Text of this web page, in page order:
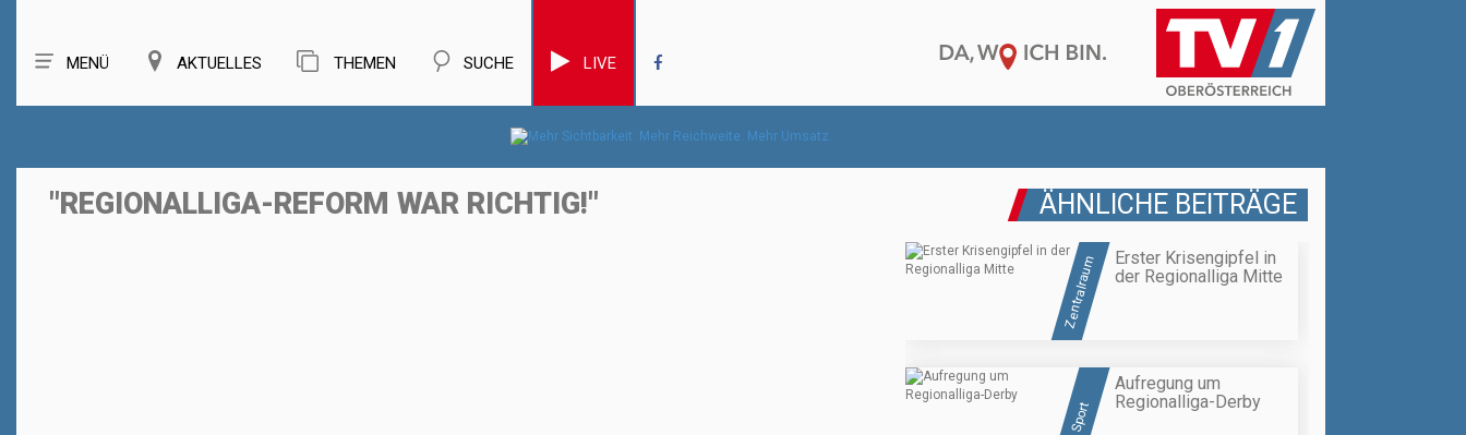
MENÜ AKTUELLES THEMEN SUCHE LIVE
"REGIONALLIGA-REFORM WAR RICHTIG!" ÄHNLICHE BEITRÄGE
Zentralraum
Erster Krisengipfel in
der Regionalliga Mitte
Sport
Aufregung um
Regionalliga-Derby